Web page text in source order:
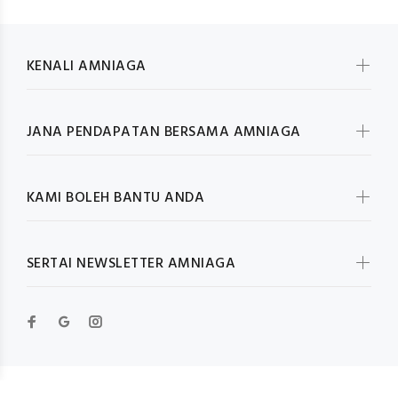
KENALI AMNIAGA
JANA PENDAPATAN BERSAMA AMNIAGA
KAMI BOLEH BANTU ANDA
SERTAI NEWSLETTER AMNIAGA